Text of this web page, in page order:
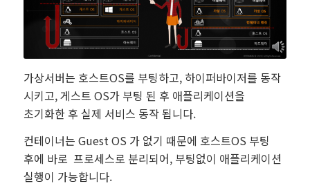
가상서버는 호스트OS를 부팅하고, 하이퍼바이저를 동작
시키고, 게스트 OS가 부팅 된 후 애플리케이션을
초기화한 후 실제 서비스 동작 됩니다.
컨테이너는 Guest OS 가 없기 때문에 호스트OS 부팅
후에 바로 프로세스로 분리되어, 부팅없이 애플리케이션
실행이 가능합니다.